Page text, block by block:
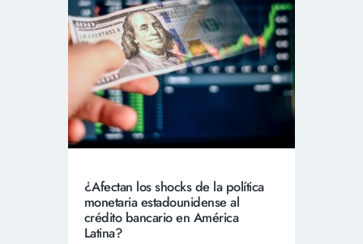
¿Afectan los shocks de la política
monetaria estadounidense al
crédito bancario en América
Latina?